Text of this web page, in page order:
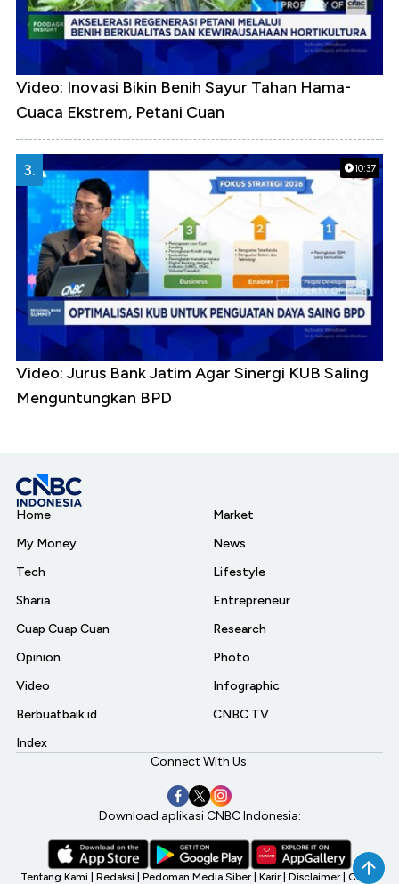
Video: Inovasi Bikin Benih Sayur Tahan Hama-
Cuaca Ekstrem, Petani Cuan
10:37
3.
Video: Jurus Bank Jatim Agar Sinergi KUB Saling
Menguntungkan BPD
Home
My Money
Tech
Sharia
Cuap Cuap Cuan
Opinion
Video
Berbuatbaik.id
Index
Market
News
Lifestyle
Entrepreneur
Research
Photo
Infographic
CNBC TV
Connect With Us:
Download aplikasi CNBC Indonesia:
Tentang Kami Redaksi Pedoman Media Siber Karir Disclaimer CNBC